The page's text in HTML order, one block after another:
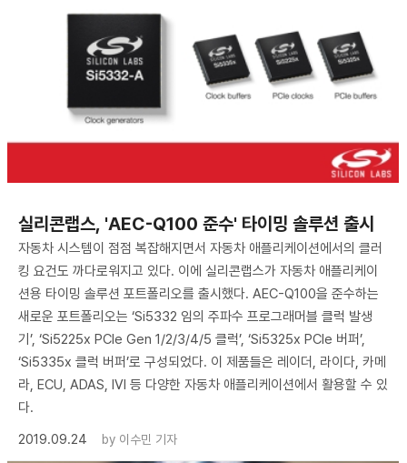
실리콘랩스, 'AEC-Q100 준수' 타이밍 솔루션 출시
자동차 시스템이 점점 복잡해지면서 자동차 애플리케이션에서의 클러
킹 요건도 까다로워지고 있다. 이에 실리콘랩스가 자동차 애플리케이
션용 타이밍 솔루션 포트폴리오를 출시했다. AEC-Q100을 준수하는
새로운 포트폴리오는 ‘Si5332 임의 주파수 프로그래머블 클럭 발생
기’, ‘Si5225x PCIe Gen 1/2/3/4/5 클럭’, ‘Si5325x PCIe 버퍼’,
‘Si5335x 클럭 버퍼’로 구성되었다. 이 제품들은 레이더, 라이다, 카메
라, ECU, ADAS, IVI 등 다양한 자동차 애플리케이션에서 활용할 수 있
다.
2019.09.24
by 이수민 기자